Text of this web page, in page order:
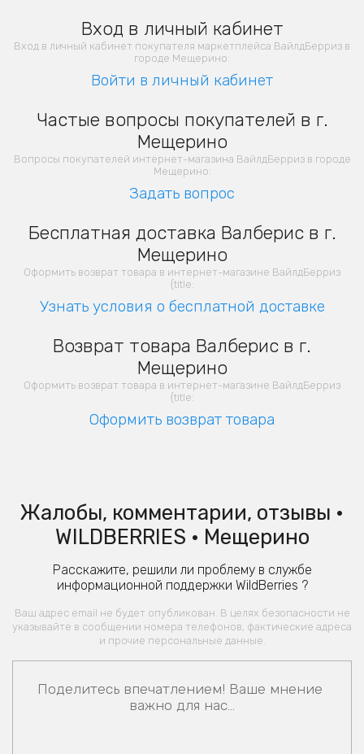
Вход в личный кабинет
Вход в личный кабинет покупателя маркетплейса ВайлдБерриз в
городе Мещерино:
Войти в личный кабинет
Частые вопросы покупателей в г.
Мещерино
Вопросы покупателей интернет-магазина ВайлдБерриз в городе
Мещерино:
Задать вопрос
Бесплатная доставка Валберис в г.
Мещерино
Оформить возврат товара в интернет-магазине ВайлдБерриз
{title:
Узнать условия о бесплатной доставке
Возврат товара Валберис в г.
Мещерино
Оформить возврат товара в интернет-магазине ВайлдБерриз
{title:
Оформить возврат товара
Жалобы, комментарии, отзывы •
WILDBERRIES • Мещерино
Расскажите, решили ли проблему в службе
информационной поддержки WildBerries ?
Ваш адрес email не будет опубликован. В целях безопасности не
указывайте в сообщении номера телефонов, фактические адреса
и прочие персональные данные.